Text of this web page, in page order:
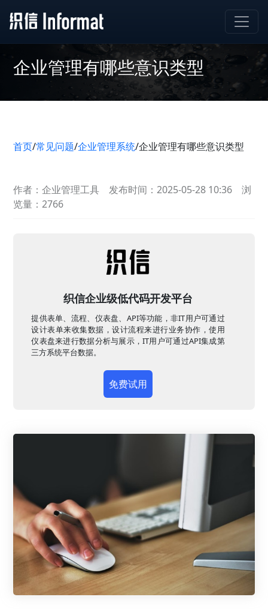
企业管理有哪些意识类型
首页/常见问题/企业管理系统/企业管理有哪些意识类型
作者：企业管理工具 发布时间：2025-05-28 10:36
浏
览量：2766
织信企业级低代码开发平台
提供表单、流程、仪表盘、API等功能，非IT用户可通过
设计表单来收集数据，设计流程来进行业务协作，使用
仪表盘来进行数据分析与展示，IT用户可通过API集成第
三方系统平台数据。
免费试用